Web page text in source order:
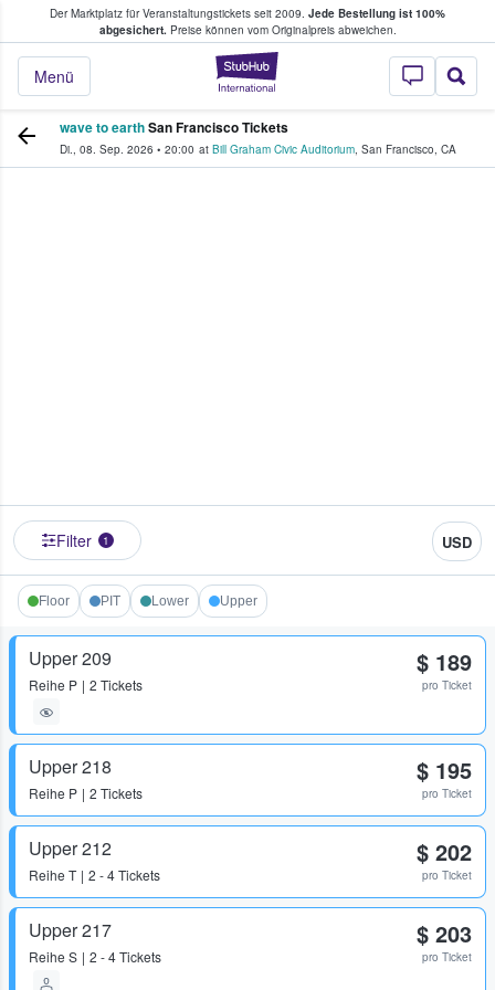
Der Marktplatz für Veranstaltungstickets seit 2009. Jede Bestellung ist 100%
abgesichert.Preise können vom Originalpreis abweichen.
StubHub - Wo
Menü
Tickets kaufen & verkaufen
wave to earthSan Francisco Tickets
Di., 08. Sep. 2026 • 20:00 at Bill Graham Civic Auditorium, San Francisco, CA
Filter 1 USD
Floor PIT Lower Upper
Upper 209
Reihe P 2 Tickets
$ 189
pro Ticket
Upper 218
Reihe P 2 Tickets
$ 195
pro Ticket
Upper 212
Reihe T 2 - 4 Tickets
$ 202
pro Ticket
Upper 217
Reihe S 2 - 4 Tickets
$ 203
pro Ticket